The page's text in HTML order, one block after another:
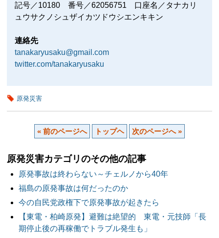
記号／10180 番号／62056751 口座名／タナカリ
ュウサクノシュザイカツドウシエンキキン
連絡先
tanakaryusaku@gmail.com
twitter.com/tanakaryusaku
原発災害
« 前のページへ トップヘ 次のページへ »
原発災害カテゴリのその他の記事
原発事故は終わらない～チェルノから40年
福島の原発事故は何だったのか
今の自民党政権下で原発事故が起きたら
【東電・柏崎原発】避難は絶望的 東電・元技師「長
期停止後の再稼働でトラブル発生も」